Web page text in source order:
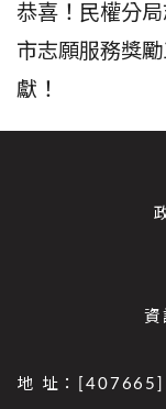
恭喜！民權分
市志願服務獎
獻！
資
地 址：[407665]